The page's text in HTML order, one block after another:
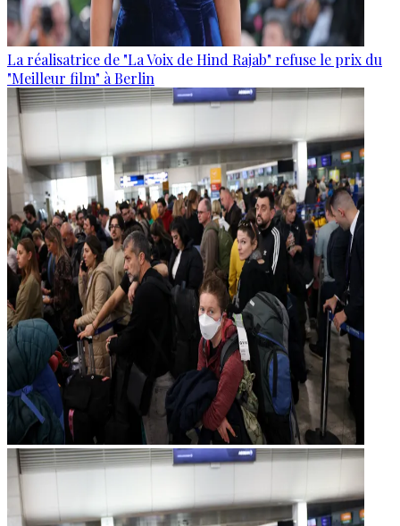
La réalisatrice de "La Voix de Hind Rajab" refuse le prix du
"Meilleur film" à Berlin